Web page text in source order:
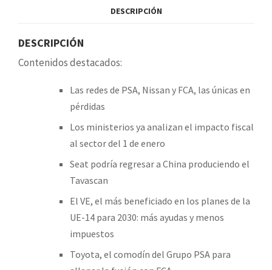
DESCRIPCIÓN
DESCRIPCIÓN
Contenidos destacados:
Las redes de PSA, Nissan y FCA, las únicas en
pérdidas
Los ministerios ya analizan el impacto fiscal
al sector del 1 de enero
Seat podría regresar a China produciendo el
Tavascan
El VE, el más beneficiado en los planes de la
UE-14 para 2030: más ayudas y menos
impuestos
Toyota, el comodín del Grupo PSA para